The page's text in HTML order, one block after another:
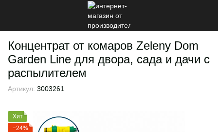
Концентрат от комаров Zeleny Dom
Garden Line для двора, сада и дачи с
распылителем
Артикул: 3003261
Хит
−24%